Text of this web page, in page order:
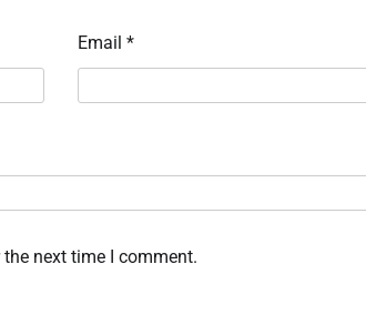
Email *
next time I comment.